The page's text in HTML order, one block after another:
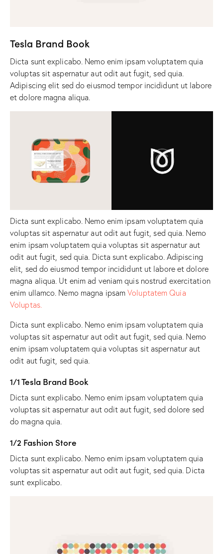
Tesla Brand Book
Dicta sunt explicabo. Nemo enim ipsam voluptatem quia
voluptas sit aspernatur aut odit aut fugit, sed quia.
Adipiscing elit sed do eiusmod tempor incididunt ut labore
et dolore magna aliqua.
Dicta sunt explicabo. Nemo enim ipsam voluptatem quia
voluptas sit aspernatur aut odit aut fugit, sed quia. Nemo
enim ipsam voluptatem quia voluptas sit aspernatur aut
odit aut fugit, sed quia. Dicta sunt explicabo. Adipiscing
elit, sed do eiusmod tempor incididunt ut labore et dolore
magna aliqua. Ut enim ad veniam quis nostrud exercitation
enim ullamco. Nemo magna ipsamVoluptatem Quia
Voluptas.
Dicta sunt explicabo. Nemo enim ipsam voluptatem quia
voluptas sit aspernatur aut odit aut fugit, sed quia. Nemo
enim ipsam voluptatem quia voluptas sit aspernatur aut
odit aut fugit, sed quia.
1/1 Tesla Brand Book
Dicta sunt explicabo. Nemo enim ipsam voluptatem quia
voluptas sit aspernatur aut odit aut fugit, sed dolore sed
do magna quia.
1/2 Fashion Store
Dicta sunt explicabo. Nemo enim ipsam voluptatem quia
voluptas sit aspernatur aut odit aut fugit, sed quia. Dicta
sunt explicabo.